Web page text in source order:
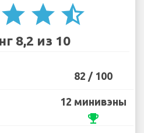
star star star_half
8,2 из 10
82 / 100
12 минивэны
emoji_events